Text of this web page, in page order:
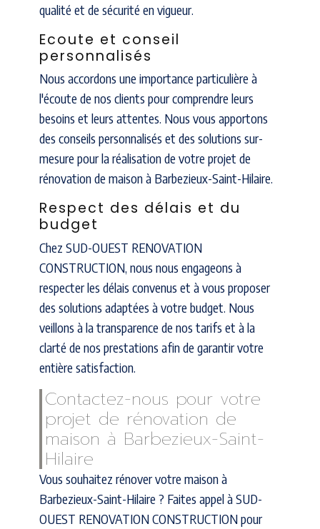
qualité et de sécurité en vigueur.
Ecoute et conseil
personnalisés
Nous accordons une importance particulière à
l'écoute de nos clients pour comprendre leurs
besoins et leurs attentes. Nous vous apportons
des conseils personnalisés et des solutions sur-
mesure pour la réalisation de votre projet de
rénovation de maison à Barbezieux-Saint-Hilaire.
Respect des délais et du
budget
Chez SUD-OUEST RENOVATION
CONSTRUCTION, nous nous engageons à
respecter les délais convenus et à vous proposer
des solutions adaptées à votre budget. Nous
veillons à la transparence de nos tarifs et à la
clarté de nos prestations afin de garantir votre
entière satisfaction.
Contactez-nous pour votre
projet de rénovation de
maison à Barbezieux-Saint-
Hilaire
Vous souhaitez rénover votre maison à
Barbezieux-Saint-Hilaire ? Faites appel à SUD-
OUEST RENOVATION CONSTRUCTION pour